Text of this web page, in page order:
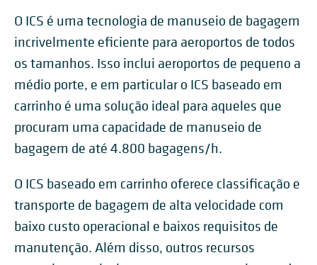
O ICS é uma tecnologia de manuseio de bagagem
incrivelmente eficiente para aeroportos de todos
os tamanhos. Isso inclui aeroportos de pequeno a
médio porte, e em particular o ICS baseado em
carrinho é uma solução ideal para aqueles que
procuram uma capacidade de manuseio de
bagagem de até 4.800 bagagens/h.
O ICS baseado em carrinho oferece classificação e
transporte de bagagem de alta velocidade com
baixo custo operacional e baixos requisitos de
manutenção. Além disso, outros recursos